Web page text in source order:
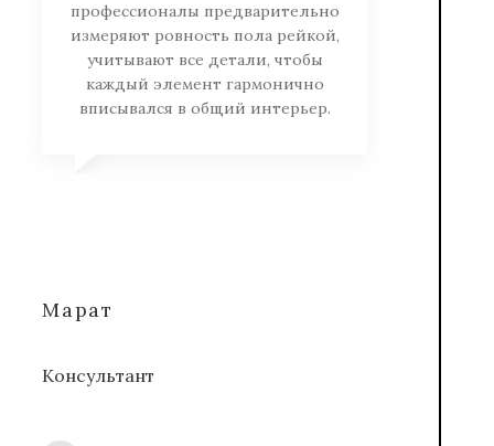
профессионалы предварительно
измеряют ровность пола рейкой,
учитывают все детали, чтобы
каждый элемент гармонично
вписывался в общий интерьер.
Марат
Консультант